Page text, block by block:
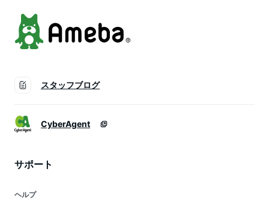
スタッフブログ
CyberAgent
サポート
ヘルプ